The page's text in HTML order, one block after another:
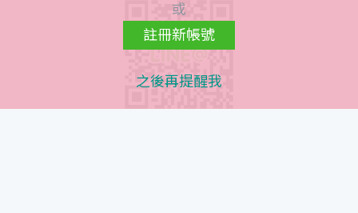
或
註冊新帳號
之後再提醒我